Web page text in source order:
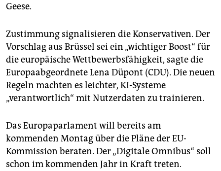
Geese.
Zustimmung signalisieren die Konservativen. Der
Vorschlag aus Brüssel sei ein „wichtiger Boost“ für
die europäische Wettbewerbsfähigkeit, sagte die
Europaabgeordnete Lena Düpont (CDU). Die neuen
Regeln machten es leichter, KI-Systeme
„verantwortlich“ mit Nutzerdaten zu trainieren.
Das Europaparlament will bereits am
kommenden Montag über die Pläne der EU-
Kommission beraten. Der „Digitale Omnibus“ soll
schon im kommenden Jahr in Kraft treten.